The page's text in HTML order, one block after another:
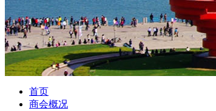
首页
商会概况